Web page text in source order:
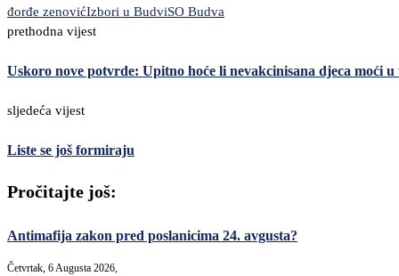
đorđe zenovićIzbori u BudviSO Budva
prethodna vijest
Uskoro nove potvrde: Upitno hoće li nevakcinisana djeca moći u
sljedeća vijest
Liste se još formiraju
Pročitajte još:
Antimafija zakon pred poslanicima 24. avgusta?
Četvrtak, 6 Augusta 2026,